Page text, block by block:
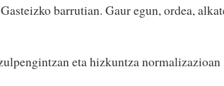
barrutian. Gaur egun, ordea,
eta hizkuntza normalizazioan